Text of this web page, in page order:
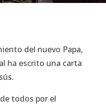
del nuevo Papa,
ha escrito una carta
todos por el